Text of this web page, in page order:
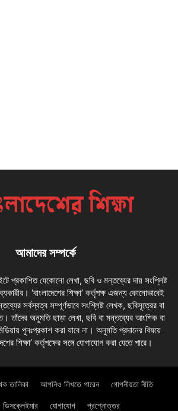
আমাদের সম্পর্কে
প্রকাশিত যেকোনো লেখা, ছবি ও মন্তব্যের দায় সংশ্লিষ্ট
‘বাংলাদেশের শিক্ষা’ কর্তৃপক্ষ এজন্য কোনোভাবেই
সর্বস্বত্ব সম্পূর্ণভাবে সংশ্লিষ্ট লেখক, ছবিসূত্রের বা
তাঁদের অনুমতি ছাড়া লেখা, ছবি বা মন্তব্যের আংশিক বা
পুনঃপ্রকাশ করা যাবে না। অনুমতি প্রদানের বিষয়ে
শিক্ষা’ কর্তৃপক্ষের সঙ্গে যোগাযোগ করা যেতে পারে।
তালিকা আপনিও লিখতে পারেন গোপনীয়তা নীতি
ডিসক্লেইমার যোগাযোগ প্রশ্নোত্তর